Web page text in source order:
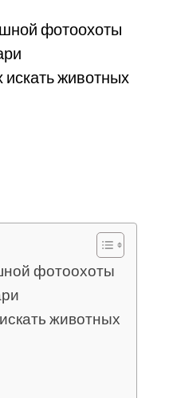
фотоохоты
искать животных
фотоохоты
животных